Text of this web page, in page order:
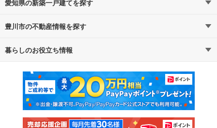
愛知県の新築一戸建てを探す
路線・駅から探す
通勤・通学時間から探す
豊川市の不動産情報を探す
不動産・住宅
新築マンション 中古マンション
新築一戸建て 中古一戸建て
暮らしのお役立ち情報
マンションカタログ 教えて！住まいの先生